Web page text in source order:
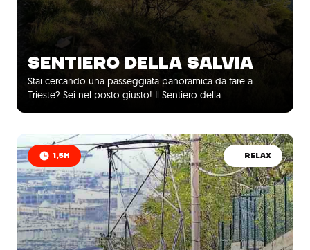
SENTIERO DELLA SALVIA
Stai cercando una passeggiata panoramica da fare a
Trieste? Sei nel posto giusto! Il Sentiero della…
1,5H RELAX